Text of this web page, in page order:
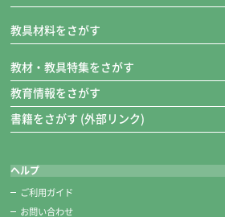
教具材料をさがす
教材・教具特集をさがす
教育情報をさがす
書籍をさがす (外部リンク)
ヘルプ
ご利用ガイド
お問い合わせ